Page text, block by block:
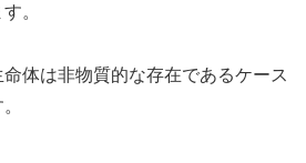
。
体は非物質的な存在であるケース